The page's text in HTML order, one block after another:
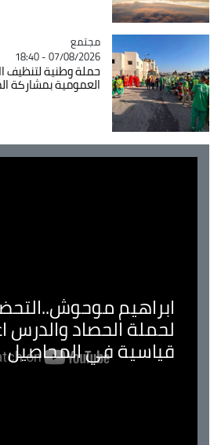
Catégorie
مجتمع
07/08/2026 - 18:40
حملة وطنية لتنظيف
العمومية بمشاركة
ابراهيم
لحملة الحصاد والدرس
قياسية في المحاصيل